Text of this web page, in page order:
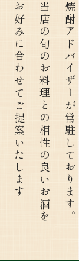
焼酎アドバイザーが常駐しております。
当店の旬のお料理との相性の良いお酒を
お好みに合わせてご提案いたします